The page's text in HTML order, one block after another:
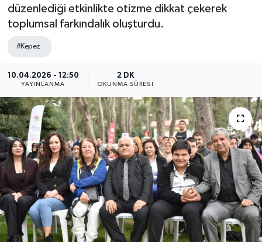
düzenlediği etkinlikte otizme dikkat çekerek
toplumsal farkındalık oluşturdu.
#Kepez
10.04.2026 - 12:50
YAYINLANMA
2 DK
OKUNMA SÜRESI